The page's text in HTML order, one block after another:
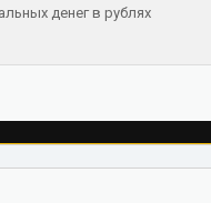
денег в рублях